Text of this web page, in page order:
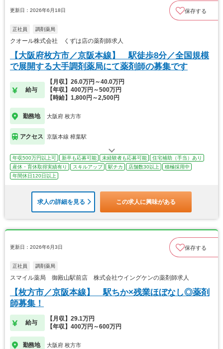
更新日：2026年6月18日 保存する
正社員 調剤薬局
クオール株式会社 くずは店の薬剤師求人
【大阪府枚方市／京阪本線】 駅徒歩8分／全国規模
で展開する大手調剤薬局にて薬剤師の募集です
給与
【月収】26.0万円～40.0万円
【年収】400万円～500万円
【時給】1,800円～2,500円
勤務地 大阪府 枚方市
アクセス 京阪本線 樟葉駅
年収500万円以上可 新卒も応募可能 未経験者も応募可能
住宅補助（手当）あり
産休・育休取得実績有り
スキルアップ 駅チカ 店舗数30以上
積極採用中
年間休日120日以上
求人の詳細を見る この求人に興味がある
更新日：2026年6月3日 保存する
正社員 調剤薬局
スマイル薬局 御殿山駅前店 株式会社ウイングケンの薬剤師求人
【枚方市／京阪本線】 駅ちか×残業ほぼなし◎薬剤
師募集！
給与
【月収】29.1万円
【年収】400万円～600万円
勤務地 大阪府 枚方市